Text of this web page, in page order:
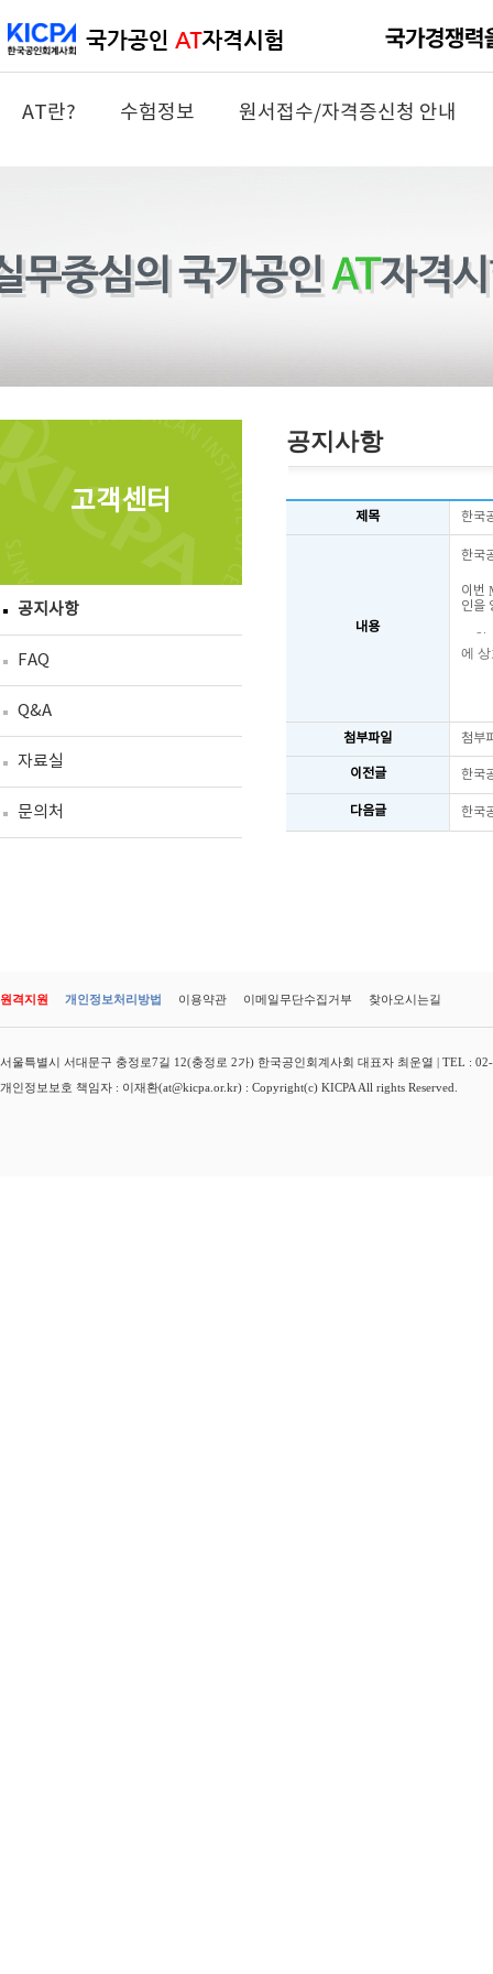
AT란? 수험정보 원서접수/자격증신청 안내
고객센터
공지사항
FAQ
Q&A
자료실
문의처
공지사항
제목 한국
내용
한국
이번
인을
또
에
첨부파일 첨부
이전글 한국
다음글 한국
원격지원 개인정보처리방법 이용약관 이메일무단수집거부 찾아오시는길
서울특별시 서대문구 충정로7길 12(충정로 2가) 한국공인회계사회 대표자 최운열 | TEL :
개인정보보호 책임자 : 이재환(at@kicpa.or.kr) : Copyright(c) KICPA All rights Reserved.